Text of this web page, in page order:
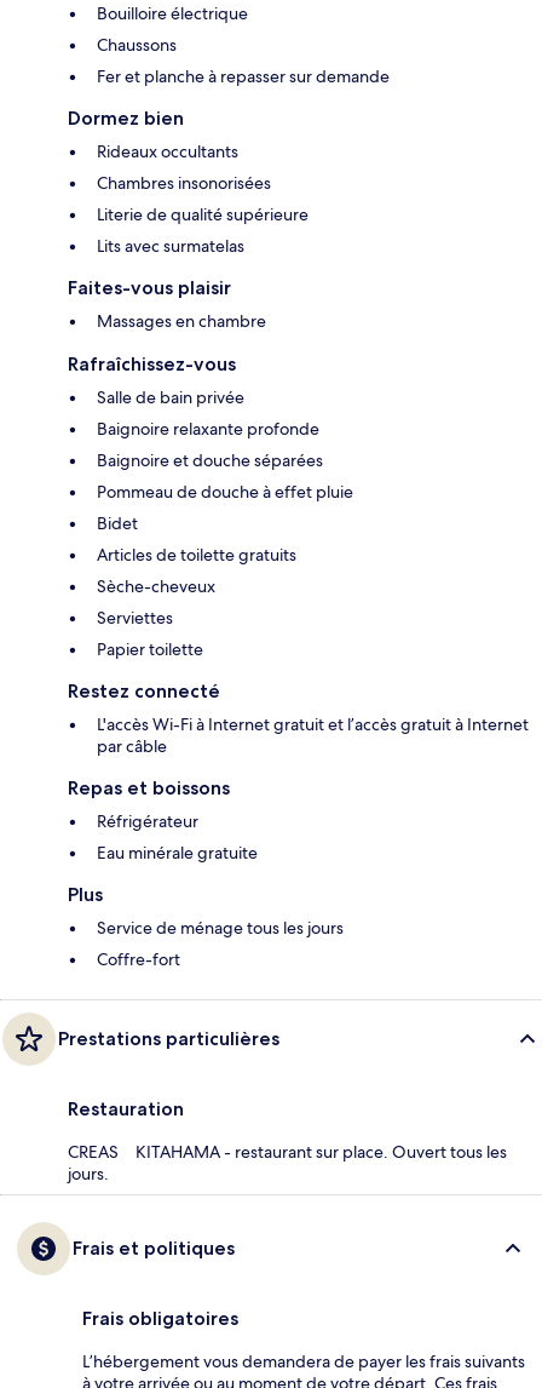
Bouilloire électrique
Chaussons
Fer et planche à repasser sur demande
Dormez bien
Rideaux occultants
Chambres insonorisées
Literie de qualité supérieure
Lits avec surmatelas
Faites-vous plaisir
Massages en chambre
Rafraîchissez-vous
Salle de bain privée
Baignoire relaxante profonde
Baignoire et douche séparées
Pommeau de douche à effet pluie
Bidet
Articles de toilette gratuits
Sèche-cheveux
Serviettes
Papier toilette
Restez connecté
L'accès Wi-Fi à Internet gratuit et l’accès gratuit à Internet
par câble
Repas et boissons
Réfrigérateur
Eau minérale gratuite
Plus
Service de ménage tous les jours
Coffre-fort
Prestations particulières
Restauration
CREAS KITAHAMA - restaurant sur place. Ouvert tous les
jours.
Frais et politiques
Frais obligatoires
L’hébergement vous demandera de payer les frais suivants
à votre arrivée ou au moment de votre départ. Ces frais